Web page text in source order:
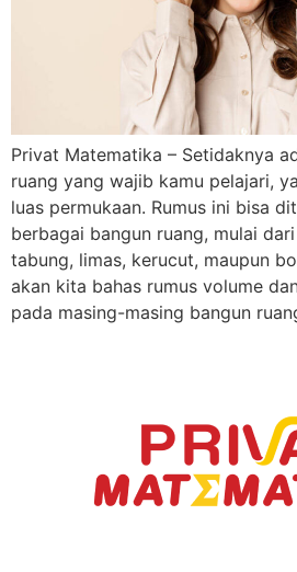
Privat Matematika – Setidaknya
ruang yang wajib kamu pelajari,
luas permukaan. Rumus ini bisa
berbagai bangun ruang, mulai
tabung, limas, kerucut, maupun
akan kita bahas rumus volume
pada masing-masing bangun